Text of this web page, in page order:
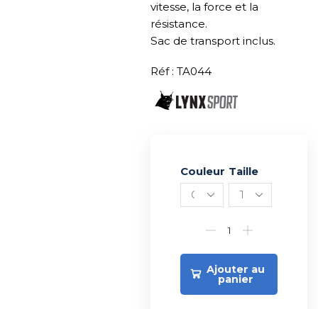
vitesse, la force et la
résistance.
Sac de transport inclus.
Réf : TA044
Couleur Taille
Ajouter au
panier
Alternative: